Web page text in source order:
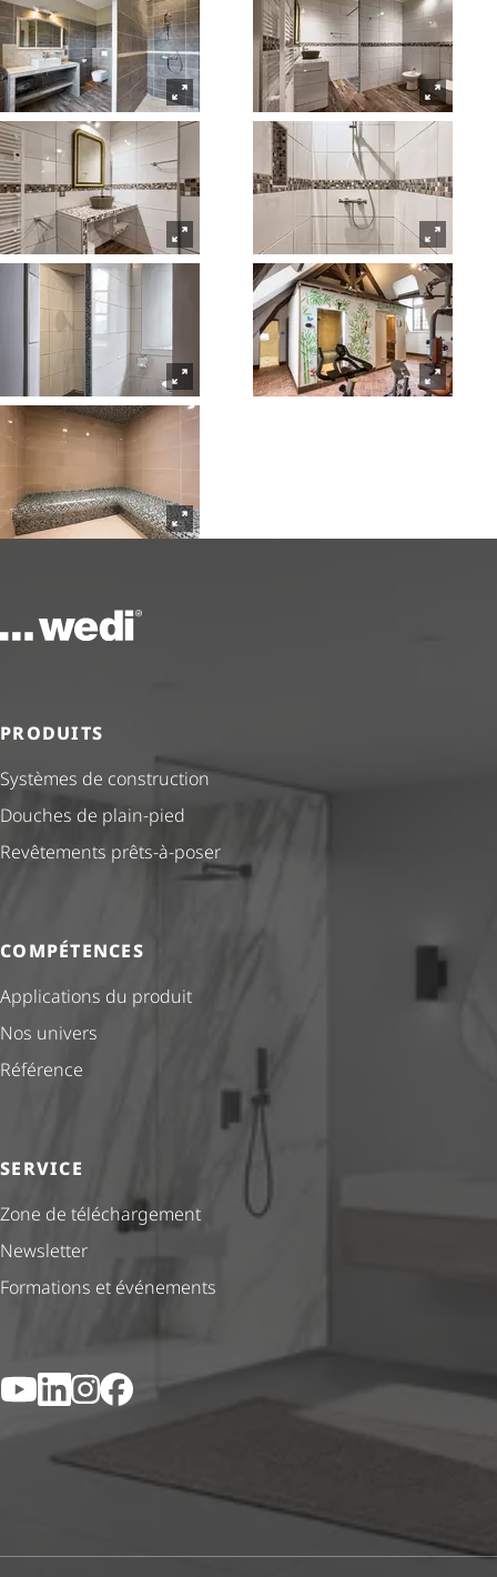
Vers la page d'accueil
PRODUITS
Systèmes de construction
Douches de plain-pied
Revêtements prêts-à-poser
COMPÉTENCES
Applications du produit
Nos univers
Référence
SERVICE
Zone de téléchargement
Newsletter
Formations et événements
YouTubeLinkedIn
Instagram
Facebook